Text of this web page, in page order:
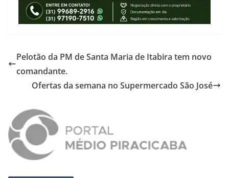
Pelotão da PM de Santa Maria de Itabira tem novo
comandante.
Ofertas da semana no Supermercado São José